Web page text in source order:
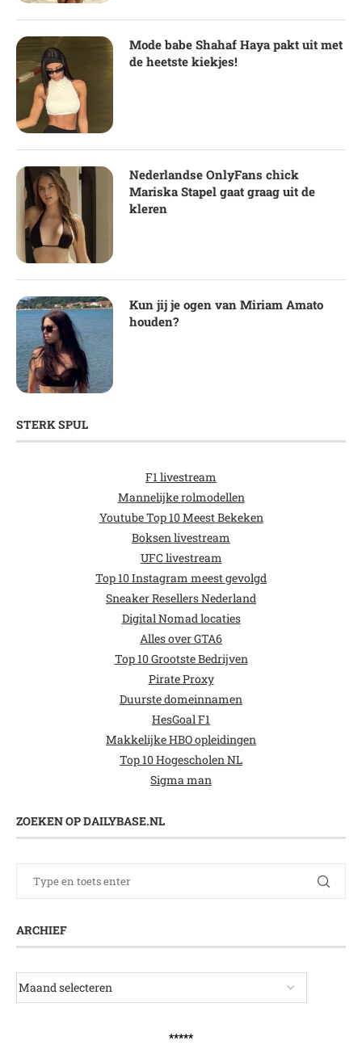
Mode babe Shahaf Haya pakt uit met
de heetste kiekjes!
Nederlandse OnlyFans chick
Mariska Stapel gaat graag uit de
kleren
Kun jij je ogen van Miriam Amato
houden?
STERK SPUL
F1 livestream
Mannelijke rolmodellen
Youtube Top 10 Meest Bekeken
Boksen livestream
UFC livestream
Top 10 Instagram meest gevolgd
Sneaker Resellers Nederland
Digital Nomad locaties
Alles over GTA6
Top 10 Grootste Bedrijven
Pirate Proxy
Duurste domeinnamen
HesGoal F1
Makkelijke HBO opleidingen
Top 10 Hogescholen NL
Sigma man
ZOEKEN OP DAILYBASE.NL
ARCHIEF
*****